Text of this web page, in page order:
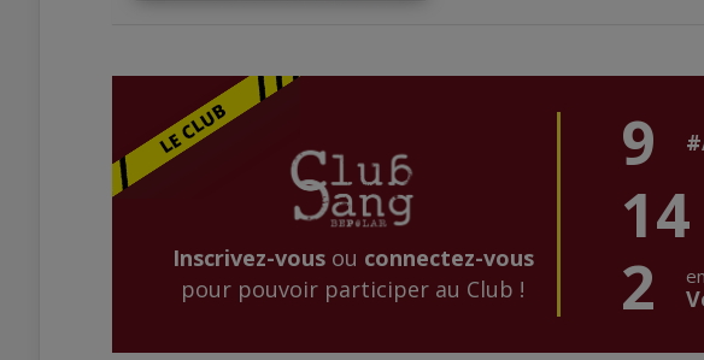
Inscrivez-vousou connectez-vous
pour pouvoir participer au Club !
9
14
2